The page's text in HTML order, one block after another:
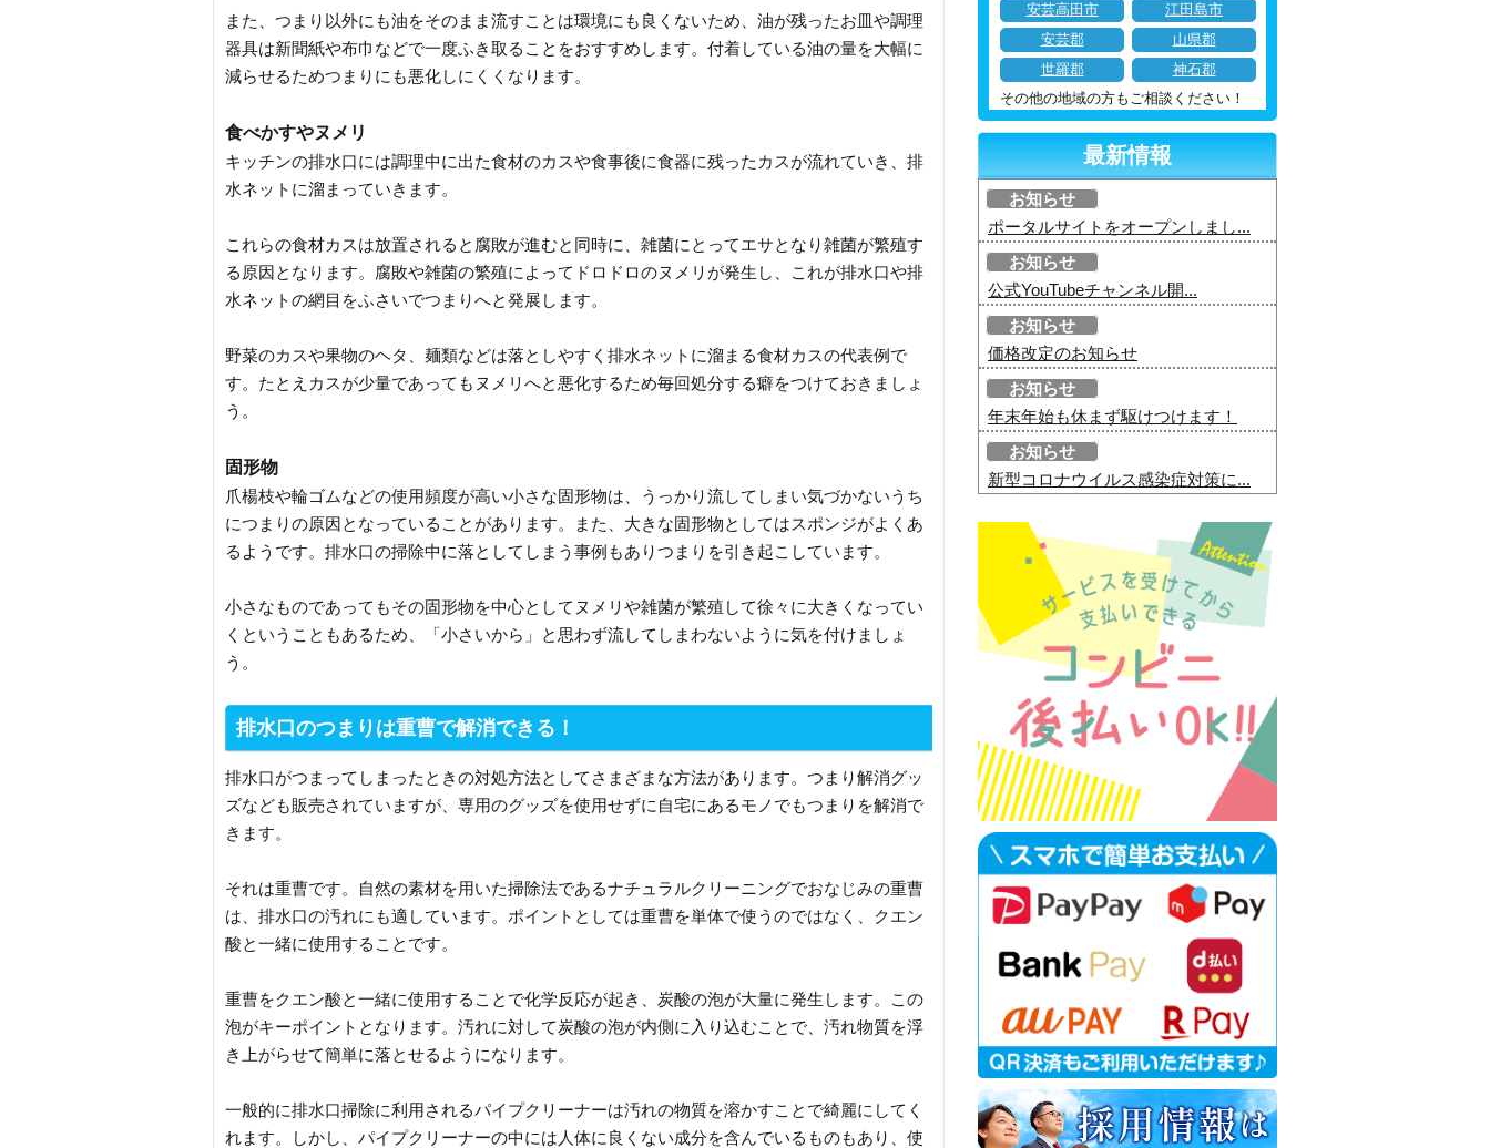
また、つまり以外にも油をそのまま流すことは環境にも良くないため、油が残ったお皿や調理
器具は新聞紙や布巾などで一度ふき取ることをおすすめします。付着している油の量を大幅に
減らせるためつまりにも悪化しにくくなります。
食べかすやヌメリ
キッチンの排水口には調理中に出た食材のカスや食事後に食器に残ったカスが流れていき、排
水ネットに溜まっていきます。
これらの食材カスは放置されると腐敗が進むと同時に、雑菌にとってエサとなり雑菌が繁殖す
る原因となります。腐敗や雑菌の繁殖によってドロドロのヌメリが発生し、これが排水口や排
水ネットの網目をふさいでつまりへと発展します。
野菜のカスや果物のヘタ、麺類などは落としやすく排水ネットに溜まる食材カスの代表例で
す。たとえカスが少量であってもヌメリへと悪化するため毎回処分する癖をつけておきましょ
う。
固形物
爪楊枝や輪ゴムなどの使用頻度が高い小さな固形物は、うっかり流してしまい気づかないうち
につまりの原因となっていることがあります。また、大きな固形物としてはスポンジがよくあ
るようです。排水口の掃除中に落としてしまう事例もありつまりを引き起こしています。
小さなものであってもその固形物を中心としてヌメリや雑菌が繁殖して徐々に大きくなってい
くということもあるため、「小さいから」と思わず流してしまわないように気を付けましょ
う。
排水口のつまりは重曹で解消できる！
排水口がつまってしまったときの対処方法としてさまざまな方法があります。つまり解消グッ
ズなども販売されていますが、専用のグッズを使用せずに自宅にあるモノでもつまりを解消で
きます。
それは重曹です。自然の素材を用いた掃除法であるナチュラルクリーニングでおなじみの重曹
は、排水口の汚れにも適しています。ポイントとしては重曹を単体で使うのではなく、クエン
酸と一緒に使用することです。
重曹をクエン酸と一緒に使用することで化学反応が起き、炭酸の泡が大量に発生します。この
泡がキーポイントとなります。汚れに対して炭酸の泡が内側に入り込むことで、汚れ物質を浮
き上がらせて簡単に落とせるようになります。
一般的に排水口掃除に利用されるパイプクリーナーは汚れの物質を溶かすことで綺麗にしてく
れます。しかし、パイプクリーナーの中には人体に良くない成分を含んでいるものもあり、使
安芸高田市
江田島市
安芸郡
山県郡
世羅郡
神石郡
その他の地域の方もご相談ください！
最新情報
お知らせ
ポータルサイトをオープンしまし...
お知らせ
公式YouTubeチャンネル開...
お知らせ
価格改定のお知らせ
お知らせ
年末年始も休まず駆けつけます！
お知らせ
新型コロナウイルス感染症対策に...